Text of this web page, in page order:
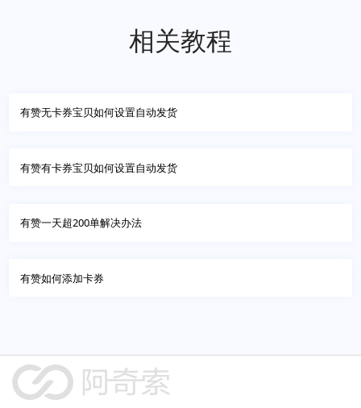
相关教程
有赞无卡券宝贝如何设置自动发货
有赞有卡券宝贝如何设置自动发货
有赞一天超200单解决办法
有赞如何添加卡券